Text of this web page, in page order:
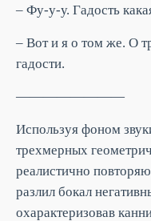
– Фу-у-у. Гадость
– Вот и я о том же. О
гадости.
————————
Используя фоном
трехмерных
реалистично
разлил бокал
охарактеризовав